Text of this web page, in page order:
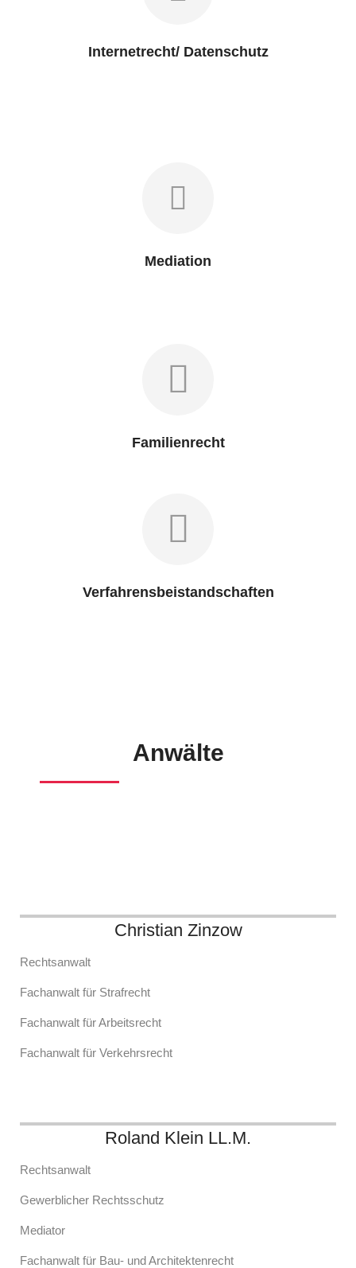
Internetrecht/ Datenschutz
Mediation
Familienrecht
Verfahrensbeistandschaften
Anwälte
Christian Zinzow
Rechtsanwalt
Fachanwalt für Strafrecht
Fachanwalt für Arbeitsrecht
Fachanwalt für Verkehrsrecht
Roland Klein LL.M.
Rechtsanwalt
Gewerblicher Rechtsschutz
Mediator
Fachanwalt für Bau- und Architektenrecht